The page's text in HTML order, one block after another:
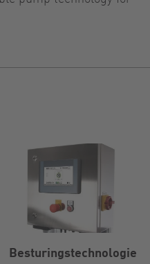
Besturingstechnologie